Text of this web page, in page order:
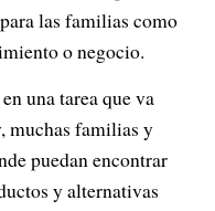
las familias como
o negocio.
una tarea que va
muchas familias y
puedan encontrar
y alternativas